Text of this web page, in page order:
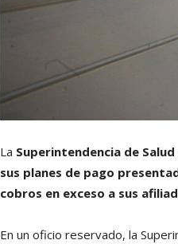
La Superintendencia de
sus planes de pago
cobros en exceso a sus
En un oficio reservado, la